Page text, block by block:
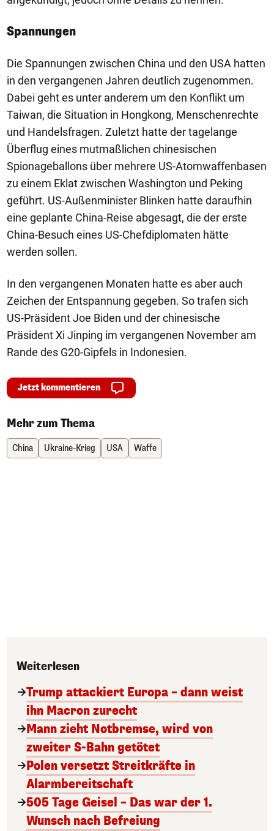
Spannungen
Die Spannungen zwischen China und den USA hatten
in den vergangenen Jahren deutlich zugenommen.
Dabei geht es unter anderem um den Konflikt um
Taiwan, die Situation in Hongkong, Menschenrechte
und Handelsfragen. Zuletzt hatte der tagelange
Überflug eines mutmaßlichen chinesischen
Spionageballons über mehrere US-Atomwaffenbasen
zu einem Eklat zwischen Washington und Peking
geführt. US-Außenminister Blinken hatte daraufhin
eine geplante China-Reise abgesagt, die der erste
China-Besuch eines US-Chefdiplomaten hätte
werden sollen.
In den vergangenen Monaten hatte es aber auch
Zeichen der Entspannung gegeben. So trafen sich
US-Präsident Joe Biden und der chinesische
Präsident Xi Jinping im vergangenen November am
Rande des G20-Gipfels in Indonesien.
Jetzt kommentieren
Mehr zum Thema
China Ukraine-Krieg USA Waffe
Weiterlesen
Trump attackiert Europa – dann weist
ihn Macron zurecht
Mann zieht Notbremse, wird von
zweiter S-Bahn getötet
Polen versetzt Streitkräfte in
Alarmbereitschaft
505 Tage Geisel – Das war der 1.
Wunsch nach Befreiung